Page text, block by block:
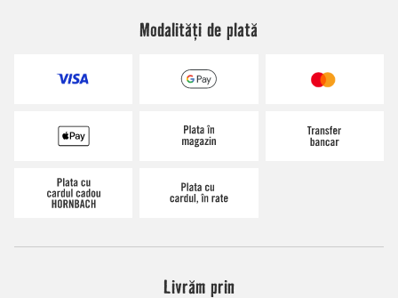
Modalități de plată
Livrăm prin